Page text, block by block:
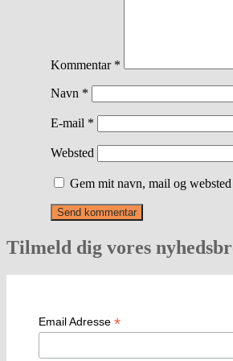
Kommentar *
Navn *
E-mail *
Websted
Gem mit navn, mail og
Tilmeld dig vores
Email Adresse *